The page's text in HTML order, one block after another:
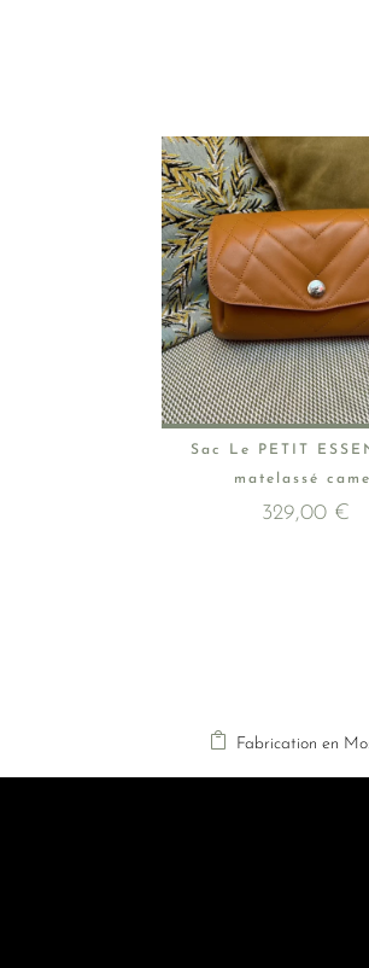
Sac Le PETIT
matelassé camel
329,00 €
 Fabrication en